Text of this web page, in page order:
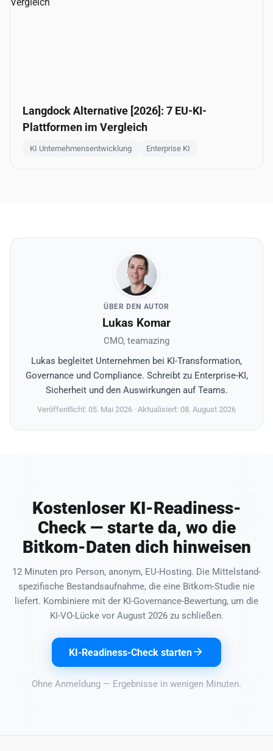
Langdock Alternative [2026]: 7 EU-KI-
Plattformen im Vergleich
KI Unternehmensentwicklung Enterprise KI
ÜBER DEN AUTOR
Lukas Komar
CMO, teamazing
Lukas begleitet Unternehmen bei KI-Transformation,
Governance und Compliance. Schreibt zu Enterprise-KI,
Sicherheit und den Auswirkungen auf Teams.
Veröffentlicht: 05. Mai 2026 · Aktualisiert: 08. August 2026
Kostenloser KI-Readiness-
Check — starte da, wo die
Bitkom-Daten dich hinweisen
12 Minuten pro Person, anonym, EU-Hosting. Die Mittelstand-
spezifische Bestandsaufnahme, die eine Bitkom-Studie nie
liefert. Kombiniere mit der KI-Governance-Bewertung, um die
KI-VO-Lücke vor August 2026 zu schließen.
KI-Readiness-Check starten
Ohne Anmeldung — Ergebnisse in wenigen Minuten.